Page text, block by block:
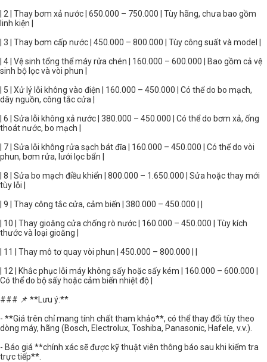
| 2 | Thay bơm xả nước | 650.000 – 750.000 | Tùy hãng, chưa bao gồm
linh kiện |
| 3 | Thay bơm cấp nước | 450.000 – 800.000 | Tùy công suất và model |
| 4 | Vệ sinh tổng thể máy rửa chén | 160.000 – 600.000 | Bao gồm cả vệ
sinh bộ lọc và vòi phun |
| 5 | Xử lý lỗi không vào điện | 160.000 – 450.000 | Có thể do bo mạch,
dây nguồn, công tắc cửa |
| 6 | Sửa lỗi không xả nước | 380.000 – 450.000 | Có thể do bơm xả, ống
thoát nước, bo mạch |
| 7 | Sửa lỗi không rửa sạch bát đĩa | 160.000 – 450.000 | Có thể do vòi
phun, bơm rửa, lưới lọc bẩn |
| 8 | Sửa bo mạch điều khiển | 800.000 – 1.650.000 | Sửa hoặc thay mới
tùy lỗi |
| 9 | Thay công tắc cửa, cảm biến | 380.000 – 450.000 | |
| 10 | Thay gioăng cửa chống rò nước | 160.000 – 450.000 | Tùy kích
thước và loại gioăng |
| 11 | Thay mô tơ quay vòi phun | 450.000 – 800.000 | |
| 12 | Khắc phục lỗi máy không sấy hoặc sấy kém | 160.000 – 600.000 |
Có thể do bộ sấy hoặc cảm biến nhiệt độ |
### 📌 **Lưu ý:**
- **Giá trên chỉ mang tính chất tham khảo**, có thể thay đổi tùy theo
dòng máy, hãng (Bosch, Electrolux, Toshiba, Panasonic, Hafele, v.v.).
- Báo giá **chính xác sẽ được kỹ thuật viên thông báo sau khi kiểm tra
trực tiếp**.